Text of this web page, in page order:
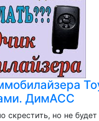
ДимАСС
но не будет